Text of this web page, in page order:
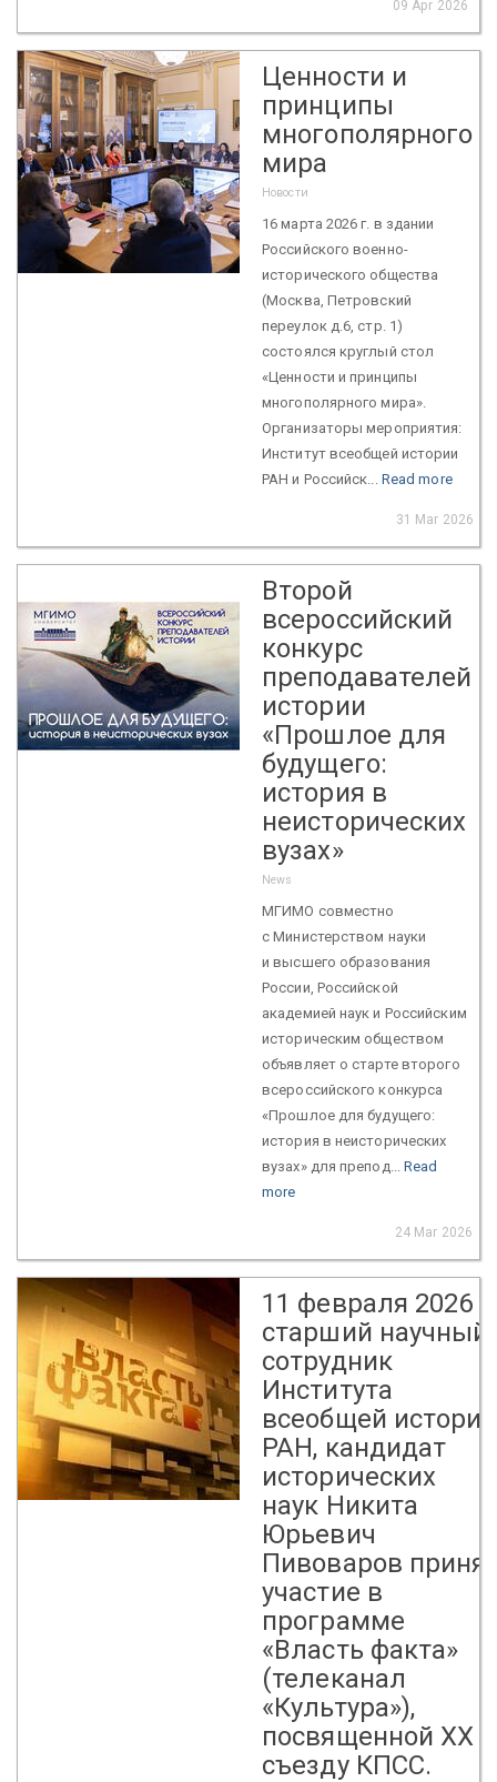
09 Apr 2026
Ценности и
принципы
многополярного
мира
Новости
16 марта 2026 г. в здании
Российского военно-
исторического общества
(Москва, Петровский
переулок д.6, стр. 1)
состоялся круглый стол
«Ценности и принципы
многополярного мира».
Организаторы мероприятия:
Институт всеобщей истории
РАН и Российск... Read more
31 Mar 2026
Второй
всероссийский
конкурс
преподавателей
истории
«Прошлое для
будущего:
история в
неисторических
вузах»
News
МГИМО совместно
с Министерством науки
и высшего образования
России, Российской
академией наук и Российским
историческим обществом
объявляет о старте второго
всероссийского конкурса
«Прошлое для будущего:
история в неисторических
вузах» для препод...Read
more
24 Mar 2026
11 февраля 2026
старший научный
сотрудник
Института
всеобщей истории
РАН, кандидат
исторических
наук Никита
Юрьевич
Пивоваров
участие в
программе
«Власть факта»
(телеканал
«Культура»),
посвященной ХХ
съезду КПСС.